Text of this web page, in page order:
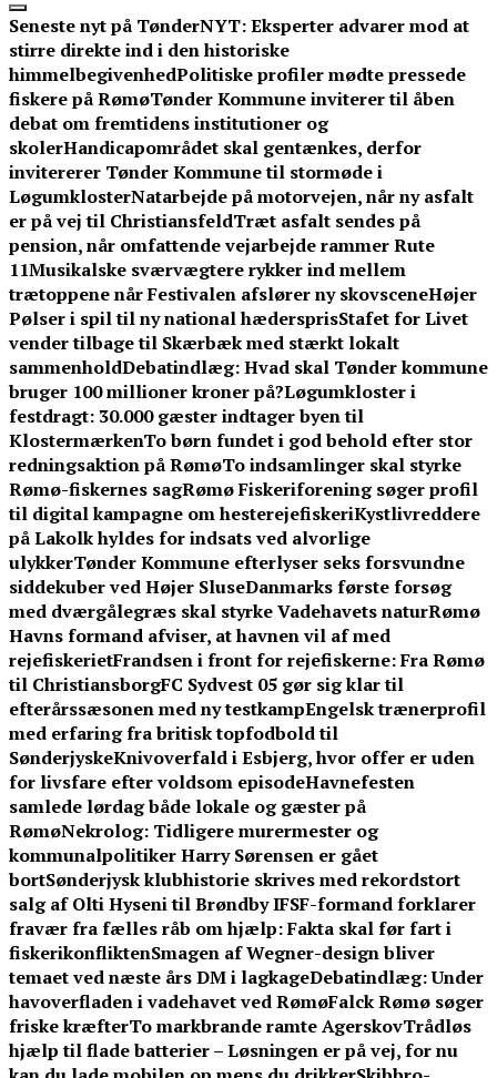
Seneste nyt på TønderNYT:Eksperter advarer mod at
stirre direkte ind i den historiske
himmelbegivenhedPolitiske profiler mødte pressede
fiskere på RømøTønder Kommune inviterer til åben
debat om fremtidens institutioner og
skolerHandicapområdet skal gentænkes, derfor
invitererer Tønder Kommune til stormøde i
LøgumklosterNatarbejde på motorvejen, når ny asfalt
er på vej til ChristiansfeldTræt asfalt sendes på
pension, når omfattende vejarbejde rammer Rute
11Musikalske sværvægtere rykker ind mellem
trætoppene når Festivalen afslører ny skovsceneHøjer
Pølser i spil til ny national hædersprisStafet for Livet
vender tilbage til Skærbæk med stærkt lokalt
sammenholdDebatindlæg: Hvad skal Tønder kommune
bruger 100 millioner kroner på?Løgumkloster i
festdragt: 30.000 gæster indtager byen til
KlostermærkenTo børn fundet i god behold efter stor
redningsaktion på RømøTo indsamlinger skal styrke
Rømø-fiskernes sagRømø Fiskeriforening søger profil
til digital kampagne om hesterejefiskeriKystlivreddere
på Lakolk hyldes for indsats ved alvorlige
ulykkerTønder Kommune efterlyser seks forsvundne
siddekuber ved Højer SluseDanmarks første forsøg
med dværgålegræs skal styrke Vadehavets naturRømø
Havns formand afviser, at havnen vil af med
rejefiskerietFrandsen i front for rejefiskerne: Fra Rømø
til ChristiansborgFC Sydvest 05 gør sig klar til
efterårssæsonen med ny testkampEngelsk trænerprofil
med erfaring fra britisk topfodbold til
SønderjyskeKnivoverfald i Esbjerg, hvor offer er uden
for livsfare efter voldsom episodeHavnefesten
samlede lørdag både lokale og gæster på
RømøNekrolog: Tidligere murermester og
kommunalpolitiker Harry Sørensen er gået
bortSønderjysk klubhistorie skrives med rekordstort
salg af Olti Hyseni til Brøndby IFSF-formand forklarer
fravær fra fælles råb om hjælp: Fakta skal før fart i
fiskerikonfliktenSmagen af Wegner-design bliver
temaet ved næste års DM i lagkageDebatindlæg: Under
havoverfladen i vadehavet ved RømøFalck Rømø søger
friske kræfterTo markbrande ramte AgerskovTrådløs
hjælp til flade batterier – Løsningen er på vej, for nu